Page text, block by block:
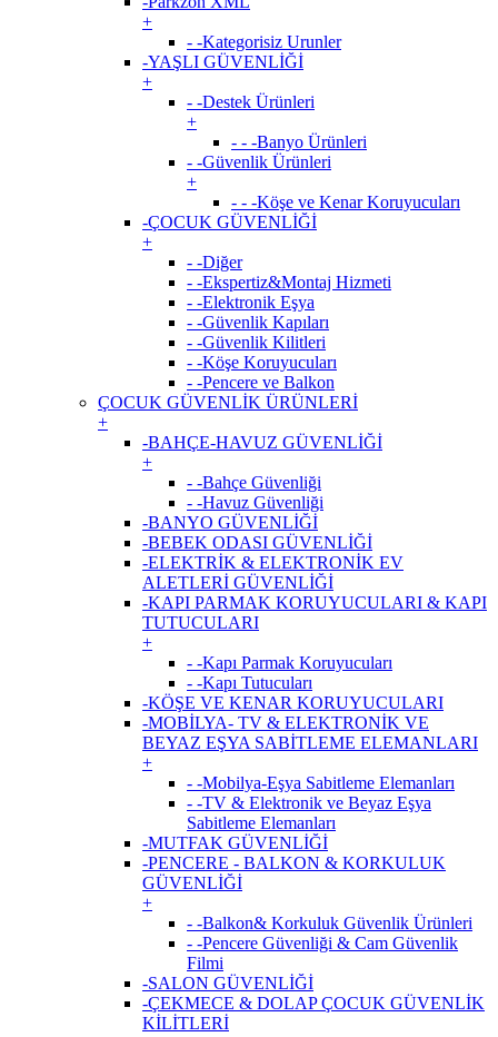
+
- -Kategorisiz Urunler
-YAŞLI GÜVENLİĞİ
+
- -Destek Ürünleri
+
- - -Banyo Ürünleri
- -Güvenlik Ürünleri
+
- - -Köşe ve Kenar Koruyucuları
-ÇOCUK GÜVENLİĞİ
+
- -Diğer
- -Ekspertiz&Montaj Hizmeti
- -Elektronik Eşya
- -Güvenlik Kapıları
- -Güvenlik Kilitleri
- -Köşe Koruyucuları
- -Pencere ve Balkon
ÇOCUK GÜVENLİK ÜRÜNLERİ
+
-BAHÇE-HAVUZ GÜVENLİĞİ
+
- -Bahçe Güvenliği
- -Havuz Güvenliği
-BANYO GÜVENLİĞİ
-BEBEK ODASI GÜVENLİĞİ
-ELEKTRİK & ELEKTRONİK EV
ALETLERİ GÜVENLİĞİ
-KAPI PARMAK KORUYUCULARI & KAPI
TUTUCULARI
+
- -Kapı Parmak Koruyucuları
- -Kapı Tutucuları
-KÖŞE VE KENAR KORUYUCULARI
-MOBİLYA- TV & ELEKTRONİK VE
BEYAZ EŞYA SABİTLEME ELEMANLARI
+
- -Mobilya-Eşya Sabitleme Elemanları
- -TV & Elektronik ve Beyaz Eşya
Sabitleme Elemanları
-MUTFAK GÜVENLİĞİ
-PENCERE - BALKON & KORKULUK
GÜVENLİĞİ
+
- -Balkon& Korkuluk Güvenlik Ürünleri
- -Pencere Güvenliği & Cam Güvenlik
Filmi
-SALON GÜVENLİĞİ
-ÇEKMECE & DOLAP ÇOCUK GÜVENLİK
KİLİTLERİ